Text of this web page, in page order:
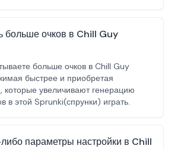
больше очков в Chill Guy
больше очков в Chill Guy
быстрее и приобретая
которые увеличивают генерацию
в этой Sprunki(спрунки) играть.
параметры настройки в Chill